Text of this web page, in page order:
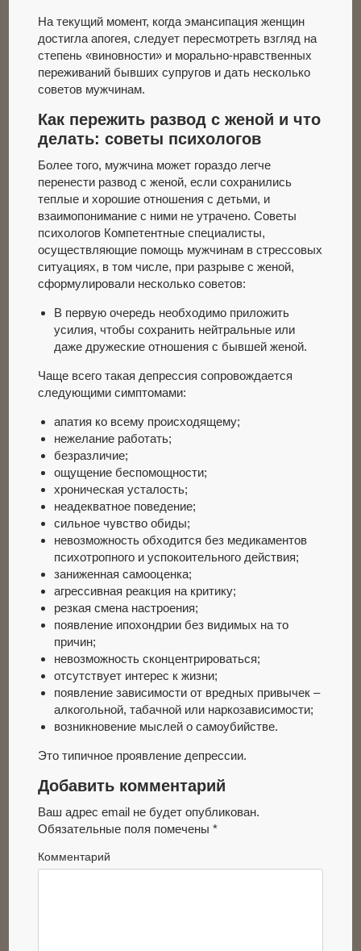
На текущий момент, когда эмансипация женщин
достигла апогея, следует пересмотреть взгляд на
степень «виновности» и морально-нравственных
переживаний бывших супругов и дать несколько
советов мужчинам.
Как пережить развод с женой и что
делать: советы психологов
Более того, мужчина может гораздо легче
перенести развод с женой, если сохранились
теплые и хорошие отношения с детьми, и
взаимопонимание с ними не утрачено. Советы
психологов Компетентные специалисты,
осуществляющие помощь мужчинам в стрессовых
ситуациях, в том числе, при разрыве с женой,
сформулировали несколько советов:
В первую очередь необходимо приложить
усилия, чтобы сохранить нейтральные или
даже дружеские отношения с бывшей женой.
Чаще всего такая депрессия сопровождается
следующими симптомами:
апатия ко всему происходящему;
нежелание работать;
безразличие;
ощущение беспомощности;
хроническая усталость;
неадекватное поведение;
сильное чувство обиды;
невозможность обходится без медикаментов
психотропного и успокоительного действия;
заниженная самооценка;
агрессивная реакция на критику;
резкая смена настроения;
появление ипохондрии без видимых на то
причин;
невозможность сконцентрироваться;
отсутствует интерес к жизни;
появление зависимости от вредных привычек –
алкогольной, табачной или наркозависимости;
возникновение мыслей о самоубийстве.
Это типичное проявление депрессии.
Добавить комментарий
Ваш адрес email не будет опубликован.
Обязательные поля помечены *
Комментарий